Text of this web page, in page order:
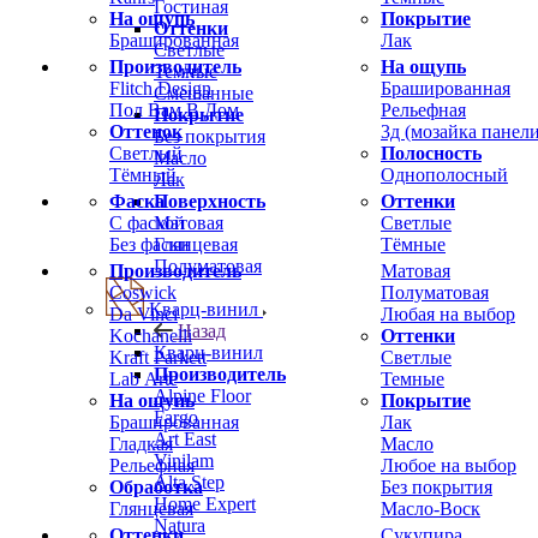
На ощупь
Брашированная
Покрытие
Лак
Производитель
Flitch Design
Пол Вам В Дом
Оттенок
Светлый
Тёмный
На ощупь
Брашированная
Рельефная
3д (мозайка
Полосность
Однополосный
Фаска
С фаской
Без фаски
Оттенки
Светлые
Тёмные
Производитель
Coswick
Da Vinci
Kochanelli
Kraft Parkett
Lab Arte
На ощупь
Брашированная
Гладкая
Рельефная
Обработка
Глянцевая
Матовая
Полуматовая
Любая на выбор
Оттенки
Светлые
Темные
Покрытие
Лак
Масло
Любое на выбор
Без покрытия
Масло-Воск
Гостиная
Оттенки
Светлые
Темные
Смешанные
Покрытие
Без покрытия
Масло
Лак
Поверхность
Матовая
Глянцевая
Полуматовая
Кварц-винил
Назад
Кварц-винил
Производитель
Alpine Floor
Fargo
Art East
Vinilam
Alta Step
Home Expert
Natura